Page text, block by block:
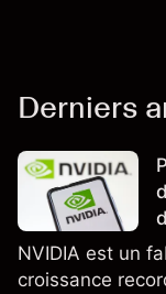
Derniers
NVIDIA est un
croissance